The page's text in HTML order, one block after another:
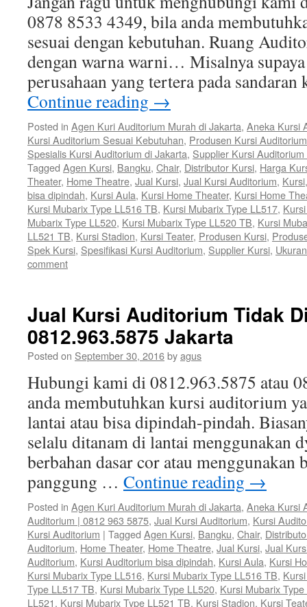
0878 8533 4349, bila anda
sesuai dengan kebutuhan. Ruang
dengan warna warni… Misalnya
perusahaan yang tertera pada
Continue reading →
Posted in Agen Kuri Auditorium Murah di Jakarta, Aneka Kursi
Kursi Auditorium Sesuai Kebutuhan, Produsen Kursi Auditorium
Spesialis Kursi Auditorium di Jakarta, Supplier Kursi
Tagged Agen Kursi, Bangku, Chair, Distributor Kursi, Harga
Theater, Home Theatre, Jual Kursi, Jual Kursi Auditorium, Kursi
bisa dipindah, Kursi Aula, Kursi Home Theater, Kursi Home
Kursi Mubarix Type LL516 TB, Kursi Mubarix Type LL517,
Mubarix Type LL520, Kursi Mubarix Type LL520 TB, Kursi
LL521 TB, Kursi Stadion, Kursi Teater, Produsen Kursi,
Spek Kursi, Spesifikasi Kursi Auditorium, Supplier Kursi,
comment
Jual Kursi Auditorium Tidak
0812.963.5875 Jakarta
Posted on September 30, 2016byagus
Hubungi kami di 0812.963.5875 atau
anda membutuhkan kursi auditorium
lantai atau bisa dipindah-pindah.
selalu ditanam di lantai menggunakan
berbahan dasar cor atau menggunakan
panggung … Continue reading →
Posted in Agen Kuri Auditorium Murah di Jakarta, Aneka Kursi
Auditorium | 0812 963 5875, Jual Kursi Auditorium, Kursi
Kursi Auditorium | Tagged Agen Kursi, Bangku, Chair,
Auditorium, Home Theater, Home Theatre, Jual Kursi, Jual
Auditorium, Kursi Auditorium bisa dipindah, Kursi Aula, Kursi
Kursi Mubarix Type LL516, Kursi Mubarix Type LL516 TB,
Type LL517 TB, Kursi Mubarix Type LL520, Kursi Mubarix
LL521, Kursi Mubarix Type LL521 TB, Kursi Stadion, Kursi